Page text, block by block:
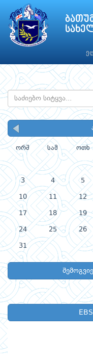
ორშ სამ ოთხ
3 4 5
10 11 12
17 18 19
24 25 26
31